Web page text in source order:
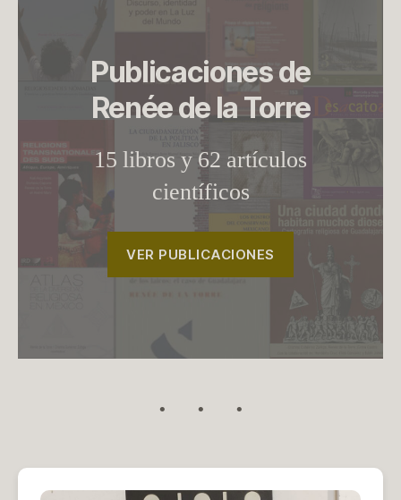
Publicaciones de
Renée de la Torre
15 libros y 62 artículos
científicos
VER PUBLICACIONES